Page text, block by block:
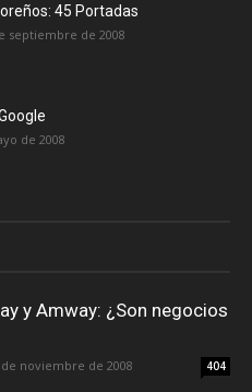
45 Portadas
septiembre de 2008
de 2008
y Amway: ¿Son negocios
noviembre de 2008 404